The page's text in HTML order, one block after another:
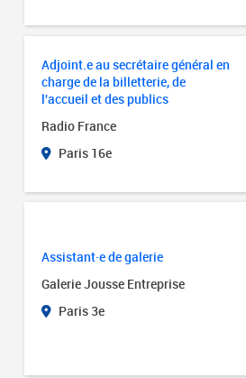
Adjoint.e au secrétaire général en
charge de la billetterie, de
l'accueil et des publics
Radio France
Paris 16e
Assistant·e de galerie
Galerie Jousse Entreprise
Paris 3e